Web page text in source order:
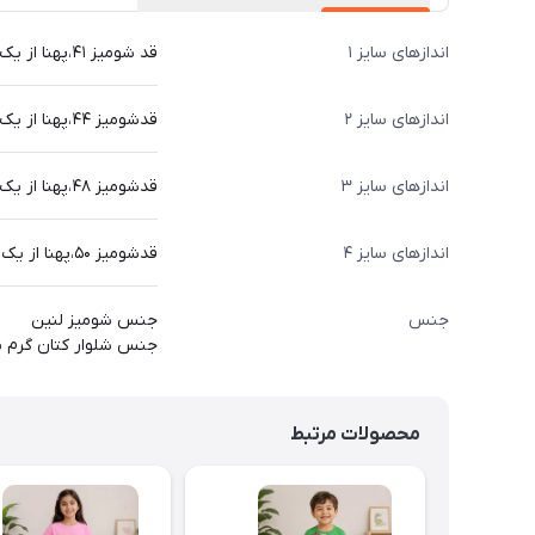
اندازهای سایز ۱ قد شومیز ۴۱،پهنا از یک طرف ۳۴،قدآستین از سرشونه ۴۰،قدشلوار ۶۸
اندازهای سایز ۲ قدشومیز ۴۴،پهنا از یک طرف۳۵،قدآستین از سرشونه ۴۲،قدشلوار ۷۳
اندازهای سایز ۳ قدشومیز ۴۸،پهنا از یک طرف۳۸،قدآستین از سرشونه ۴۵،قدشلوار ۷۷
اندازهای سایز ۴ قدشومیز ۵۰،پهنا از یک طرف۴۰،قدآستین از سرشونه ۴۸،قدشلوار ۸۱
جنس
جنس شومیز لنین
جنس شلوار کتان گرم
محصولات مرتبط